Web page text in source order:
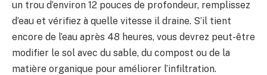
un trou d’environ 12 pouces de profondeur, remplissez
d’eau et vérifiez à quelle vitesse il draine. S’il tient
encore de l’eau après 48 heures, vous devrez peut-être
modifier le sol avec du sable, du compost ou de la
matière organique pour améliorer l’infiltration.